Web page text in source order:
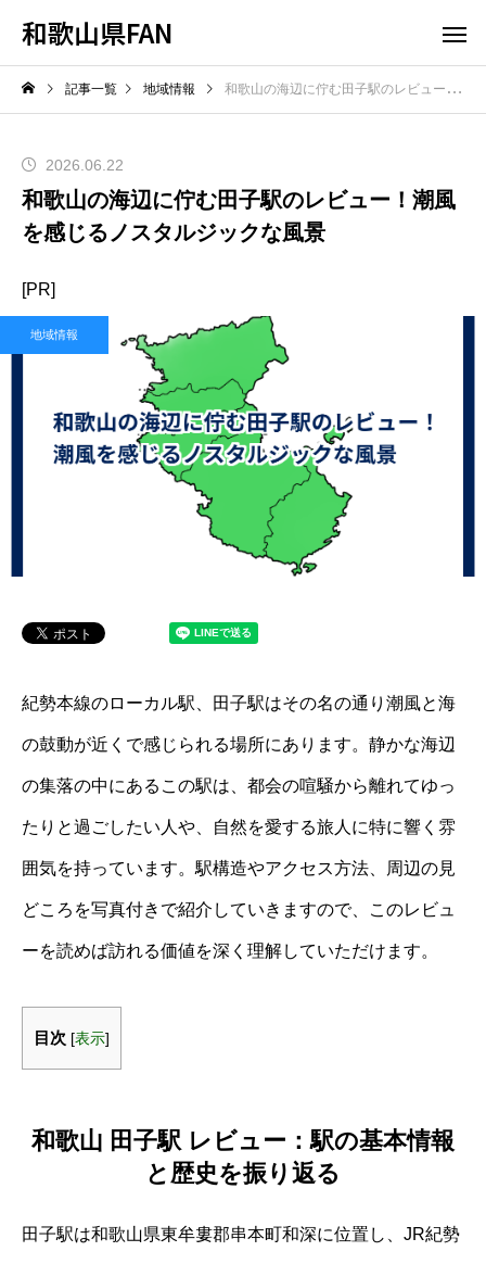
和歌山県FAN
記事一覧 地域情報 和歌山の海辺に佇む田子駅のレビュー！潮風を感じるノスタルジックな風景
2026.06.22
和歌山の海辺に佇む田子駅のレビュー！潮風
を感じるノスタルジックな風景
[PR]
地域情報
紀勢本線のローカル駅、田子駅はその名の通り潮風と海
の鼓動が近くで感じられる場所にあります。静かな海辺
の集落の中にあるこの駅は、都会の喧騒から離れてゆっ
たりと過ごしたい人や、自然を愛する旅人に特に響く雰
囲気を持っています。駅構造やアクセス方法、周辺の見
どころを写真付きで紹介していきますので、このレビュ
ーを読めば訪れる価値を深く理解していただけます。
目次 [表示]
和歌山 田子駅 レビュー：駅の基本情報
と歴史を振り返る
田子駅は和歌山県東牟婁郡串本町和深に位置し、JR紀勢